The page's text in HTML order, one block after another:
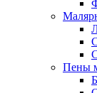
Пены